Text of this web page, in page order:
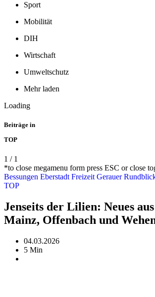
Sport
Mobilität
DIH
Wirtschaft
Umweltschutz
Mehr laden
Loading
Beiträge in
TOP
1 / 1
*to close megamenu form press ESC or close
Bessungen Eberstadt Freizeit Gerauer
TOP
Jenseits der Lilien: Neues
Mainz, Offenbach und
04.03.2026
5 Min